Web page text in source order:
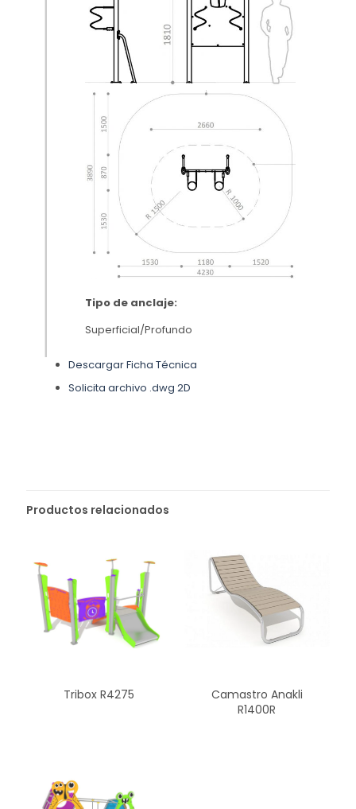
Tipo de anclaje:
Superficial/Profundo
Descargar Ficha Técnica
Solicita archivo .dwg 2D
Productos relacionados
Tribox R4275
Camastro Anakli
R1400R